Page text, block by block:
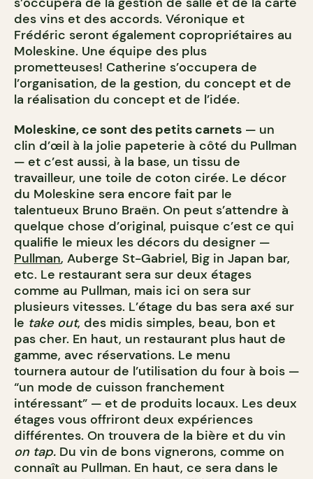
des vins et des accords. Véronique et
Frédéric seront également copropriétaires au
Moleskine. Une équipe des plus
prometteuses! Catherine s’occupera de
l’organisation, de la gestion, du concept et de
la réalisation du concept et de l’idée.
Moleskine, ce sont des petits carnets — un
clin d’œil à la jolie papeterie à côté du Pullman
— et c’est aussi, à la base, un tissu de
travailleur, une toile de coton cirée. Le décor
du Moleskine sera encore fait par le
talentueux Bruno Braën. On peut s’attendre à
quelque chose d’original, puisque c’est ce qui
qualifie le mieux les décors du designer —
Pullman, Auberge St-Gabriel, Big in Japan bar,
etc. Le restaurant sera sur deux étages
comme au Pullman, mais ici on sera sur
plusieurs vitesses. L’étage du bas sera axé sur
le take out, des midis simples, beau, bon et
pas cher. En haut, un restaurant plus haut de
gamme, avec réservations. Le menu
tournera autour de l’utilisation du four à bois —
“un mode de cuisson franchement
intéressant” — et de produits locaux. Les deux
étages vous offriront deux expériences
différentes. On trouvera de la bière et du vin
on tap. Du vin de bons vignerons, comme on
connaît au Pullman. En haut, ce sera dans le